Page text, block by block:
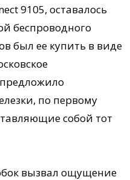
9105, оставалось
беспроводного
был ее купить в виде
предложило
по первому
собой тот
вызвал ощущение